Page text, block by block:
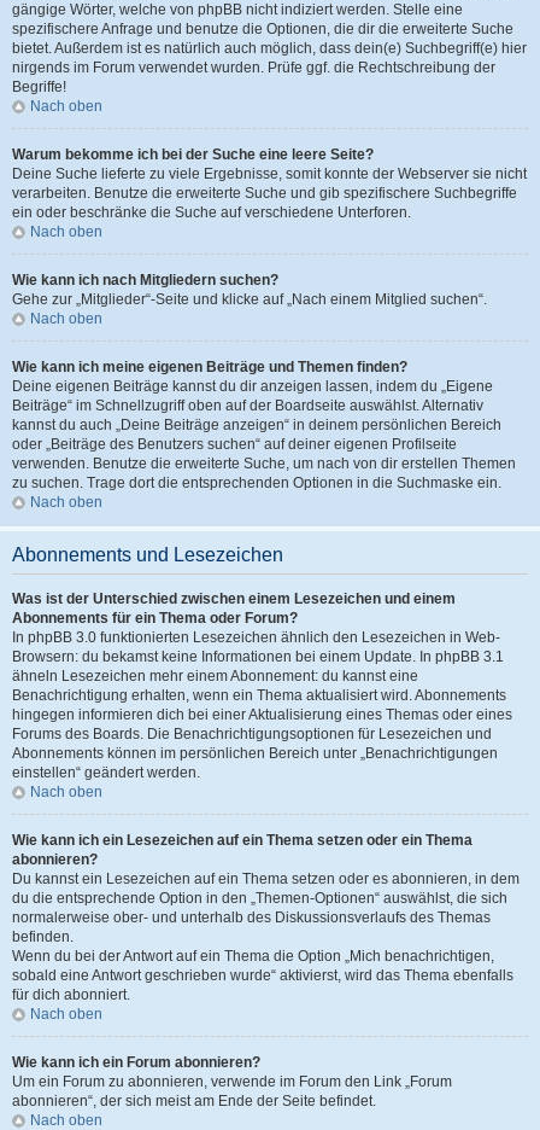
gängige Wörter, welche von phpBB nicht indiziert werden. Stelle eine
spezifischere Anfrage und benutze die Optionen, die dir die erweiterte Suche
bietet. Außerdem ist es natürlich auch möglich, dass dein(e) Suchbegriff(e) hier
nirgends im Forum verwendet wurden. Prüfe ggf. die Rechtschreibung der
Begriffe!
Nach oben
Warum bekomme ich bei der Suche eine leere Seite?
Deine Suche lieferte zu viele Ergebnisse, somit konnte der Webserver sie nicht
verarbeiten. Benutze die erweiterte Suche und gib spezifischere Suchbegriffe
ein oder beschränke die Suche auf verschiedene Unterforen.
Nach oben
Wie kann ich nach Mitgliedern suchen?
Gehe zur „Mitglieder“-Seite und klicke auf „Nach einem Mitglied suchen“.
Nach oben
Wie kann ich meine eigenen Beiträge und Themen finden?
Deine eigenen Beiträge kannst du dir anzeigen lassen, indem du „Eigene
Beiträge“ im Schnellzugriff oben auf der Boardseite auswählst. Alternativ
kannst du auch „Deine Beiträge anzeigen“ in deinem persönlichen Bereich
oder „Beiträge des Benutzers suchen“ auf deiner eigenen Profilseite
verwenden. Benutze die erweiterte Suche, um nach von dir erstellen Themen
zu suchen. Trage dort die entsprechenden Optionen in die Suchmaske ein.
Nach oben
Abonnements und Lesezeichen
Was ist der Unterschied zwischen einem Lesezeichen und einem
Abonnements für ein Thema oder Forum?
In phpBB 3.0 funktionierten Lesezeichen ähnlich den Lesezeichen in Web-
Browsern: du bekamst keine Informationen bei einem Update. In phpBB 3.1
ähneln Lesezeichen mehr einem Abonnement: du kannst eine
Benachrichtigung erhalten, wenn ein Thema aktualisiert wird. Abonnements
hingegen informieren dich bei einer Aktualisierung eines Themas oder eines
Forums des Boards. Die Benachrichtigungsoptionen für Lesezeichen und
Abonnements können im persönlichen Bereich unter „Benachrichtigungen
einstellen“ geändert werden.
Nach oben
Wie kann ich ein Lesezeichen auf ein Thema setzen oder ein Thema
abonnieren?
Du kannst ein Lesezeichen auf ein Thema setzen oder es abonnieren, in dem
du die entsprechende Option in den „Themen-Optionen“ auswählst, die sich
normalerweise ober- und unterhalb des Diskussionsverlaufs des Themas
befinden.
Wenn du bei der Antwort auf ein Thema die Option „Mich benachrichtigen,
sobald eine Antwort geschrieben wurde“ aktivierst, wird das Thema ebenfalls
für dich abonniert.
Nach oben
Wie kann ich ein Forum abonnieren?
Um ein Forum zu abonnieren, verwende im Forum den Link „Forum
abonnieren“, der sich meist am Ende der Seite befindet.
Nach oben